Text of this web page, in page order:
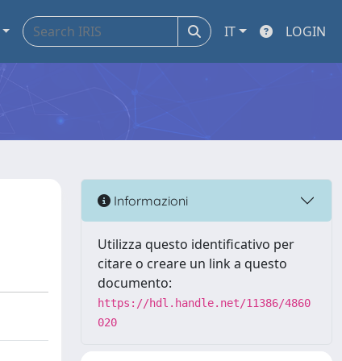
IT LOGIN
Informazioni
Utilizza questo identificativo per
citare o creare un link a questo
documento:
https://hdl.handle.net/11386/4860
020